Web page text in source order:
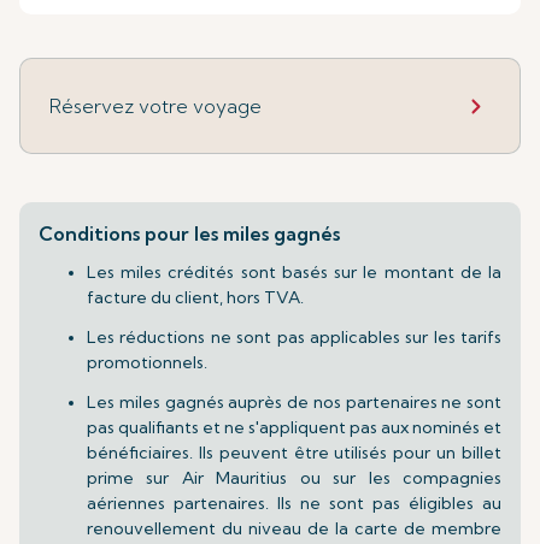
Réservez votre voyage
Conditions pour les miles gagnés
Les miles crédités sont basés sur le montant de la
facture du client, hors TVA.
Les réductions ne sont pas applicables sur les tarifs
promotionnels.
Les miles gagnés auprès de nos partenaires ne sont
pas qualifiants et ne s'appliquent pas aux nominés et
bénéficiaires. Ils peuvent être utilisés pour un billet
prime sur Air Mauritius ou sur les compagnies
aériennes partenaires. Ils ne sont pas éligibles au
renouvellement du niveau de la carte de membre